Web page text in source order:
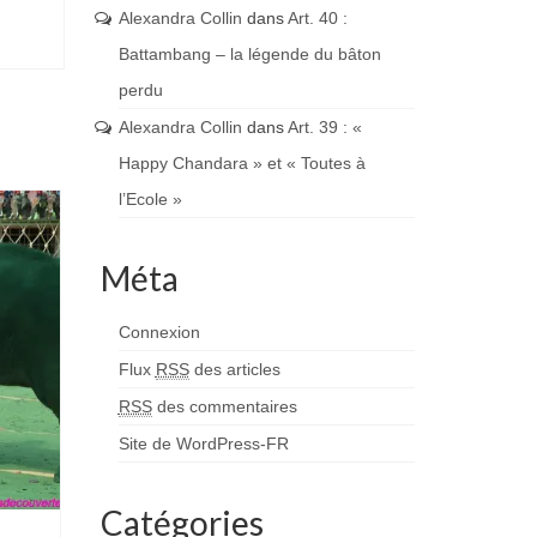
Alexandra Collin dansArt. 40 :
Battambang – la légende du bâton
perdu
Alexandra Collin dansArt. 39 : «
Happy Chandara » et « Toutes à
l’Ecole »
Méta
Connexion
Flux RSSdes articles
RSSdes commentaires
Site de WordPress-FR
Catégories